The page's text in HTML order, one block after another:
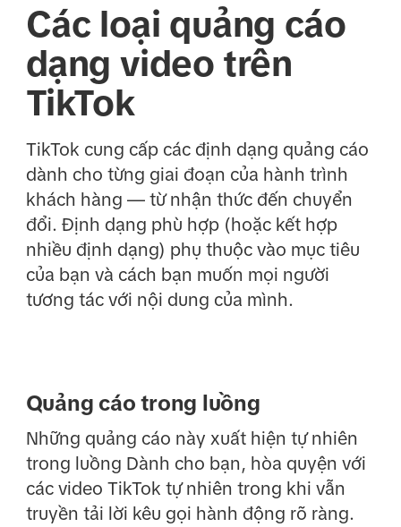
Các loại quảng cáo
dạng video trên
TikTok
TikTok cung cấp các định dạng quảng cáo
dành cho từng giai đoạn của hành trình
khách hàng — từ nhận thức đến chuyển
đổi. Định dạng phù hợp (hoặc kết hợp
nhiều định dạng) phụ thuộc vào mục tiêu
của bạn và cách bạn muốn mọi người
tương tác với nội dung của mình.
Quảng cáo trong luồng
Những quảng cáo này xuất hiện tự nhiên
trong luồng Dành cho bạn, hòa quyện với
các video TikTok tự nhiên trong khi vẫn
truyền tải lời kêu gọi hành động rõ ràng.